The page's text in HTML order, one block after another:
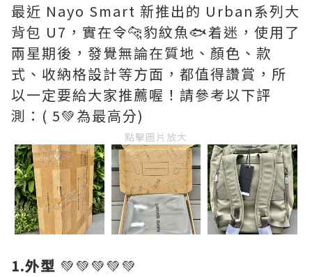
最近 Nayo Smart 新推出的 Urban系列大
背包 U7，實在令🐆豹紋魚🐟着迷，使用了
兩星期後，發覺無論在質地、顏色、款
式、收納格設計等方面，都值得讚賞，所
以一定要給大家推薦喔！請參考以下評
測：( 5💚為最高分)
點擊圖片放大
1.外型 💚💚💚💚💚